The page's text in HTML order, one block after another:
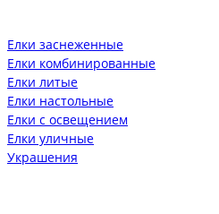
Елки заснеженные
Елки комбинированные
Елки литые
Елки настольные
Елки с освещением
Елки уличные
Украшения